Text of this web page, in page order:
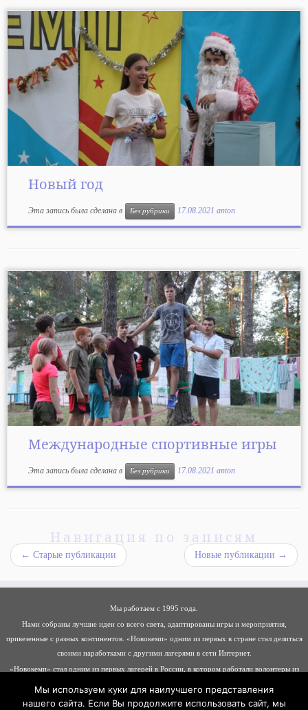
Новый год
Эта запись была сделана в Без рубрики 17.08.2021 anton
Международные спортивные игры
Эта запись была сделана в Без рубрики 17.08.2021 anton
Навигация по записям
← Старые публикации Новые публикации →
Мы работаем с 1995 года.
Нами собраны лучшие идеи со всего света, адаптированы игры и мероприятия,
привезенные с разных континентов. «Новокемп» одним из первых в стране стал делиться
своими наработками с другими лагерями в сети Интернет.
«Новокемп» стал одним из первых лагерей в России, в котором работали волонтеры из
Мы используем куки для наилучшего представления
нашего сайта. Если Вы продолжите использовать сайт, мы